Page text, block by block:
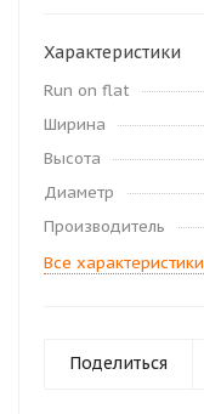
Характеристики
Run on flat
Ширина
Высота
Диаметр
Производитель
Все характеристики
Поделиться